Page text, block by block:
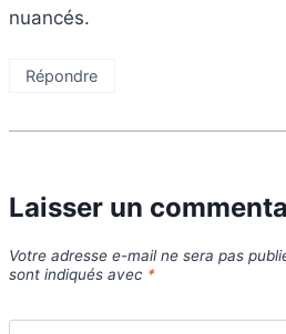
nuancés.
Répondre
Laisser un
Votre adresse e-mail ne sera pas
sont indiqués avec *